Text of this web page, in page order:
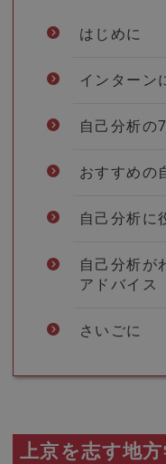
はじめに
インターン
自己分析の
おすすめの
自己分析に
自己分析が
アドバイス
さいごに
上京を志す地